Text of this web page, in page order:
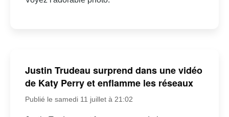
Justin Trudeau surprend dans une vidéo
de Katy Perry et enflamme les réseaux
Publié le samedi 11 juillet à 21:02